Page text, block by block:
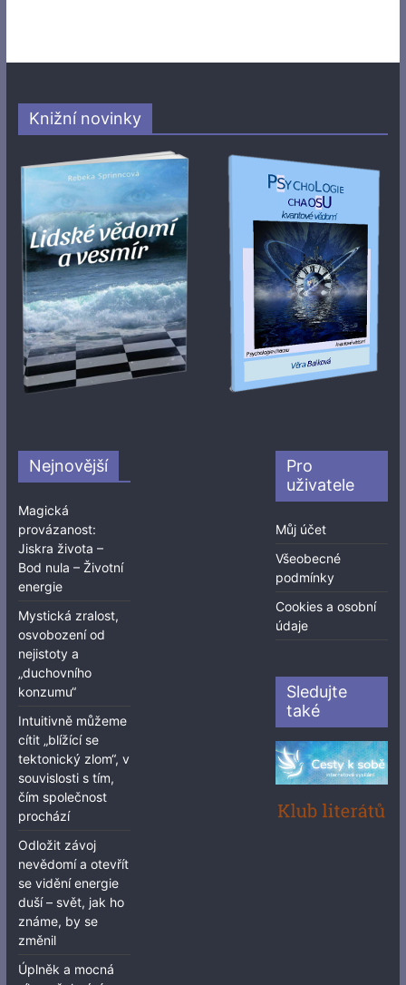
Knižní novinky
Nejnovější
Magická
provázanost:
Jiskra života –
Bod nula – Životní
energie
Mystická zralost,
osvobození od
nejistoty a
„duchovního
konzumu“
Intuitivně můžeme
cítit „blížící se
tektonický zlom“, v
souvislosti s tím,
čím společnost
prochází
Odložit závoj
nevědomí a otevřít
se vidění energie
duší – svět, jak ho
známe, by se
změnil
Úplněk a mocná
Pro
uživatele
Můj účet
Všeobecné
podmínky
Cookies a osobní
údaje
Sledujte
také